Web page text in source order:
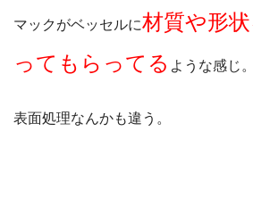
マックがベッセルに材質や形
ってもらってる ような感じ。
表面処理なんかも違う。